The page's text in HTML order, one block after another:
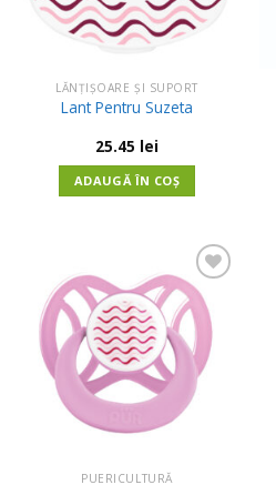
LĂNȚIȘOARE ȘI SUPORT
Lant Pentru Suzeta
25.45 lei
ADAUGĂ ÎN COȘ
Adauga
in
Wishlist
PUERICULTURĂ